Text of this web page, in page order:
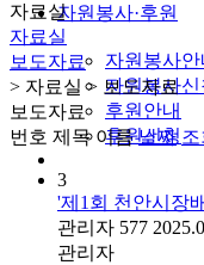
자원봉사·후원
자원봉사안
자원봉사신
후원안내
후원신청
자료실
자료실
보도자료
> 자료실 > 보도자료
보도자료
번호 제목 이름 날짜 조
3
'제1회 천안시장
관리자 577
관리자